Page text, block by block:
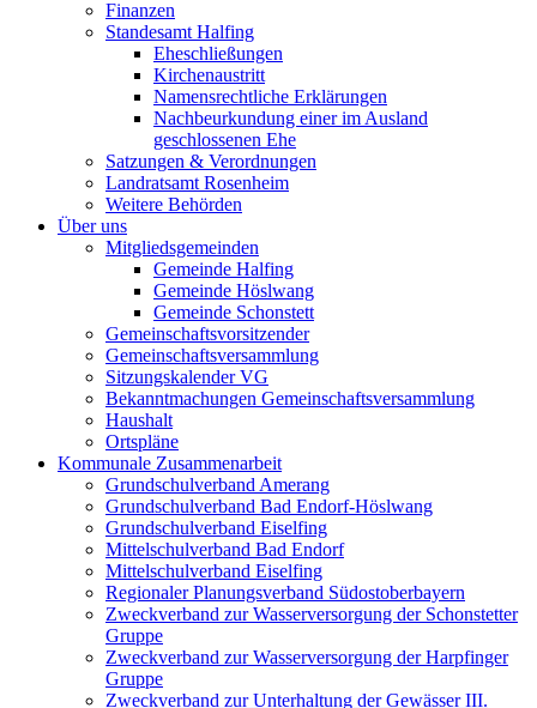
Finanzen
Standesamt Halfing
Eheschließungen
Kirchenaustritt
Namensrechtliche Erklärungen
Nachbeurkundung einer im Ausland
geschlossenen Ehe
Satzungen & Verordnungen
Landratsamt Rosenheim
Weitere Behörden
Über uns
Mitgliedsgemeinden
Gemeinde Halfing
Gemeinde Höslwang
Gemeinde Schonstett
Gemeinschaftsvorsitzender
Gemeinschaftsversammlung
Sitzungskalender VG
Bekanntmachungen Gemeinschaftsversammlung
Haushalt
Ortspläne
Kommunale Zusammenarbeit
Grundschulverband Amerang
Grundschulverband Bad Endorf-Höslwang
Grundschulverband Eiselfing
Mittelschulverband Bad Endorf
Mittelschulverband Eiselfing
Regionaler Planungsverband Südostoberbayern
Zweckverband zur Wasserversorgung der Schonstetter
Gruppe
Zweckverband zur Wasserversorgung der Harpfinger
Gruppe
Zweckverband zur Unterhaltung der Gewässer III.